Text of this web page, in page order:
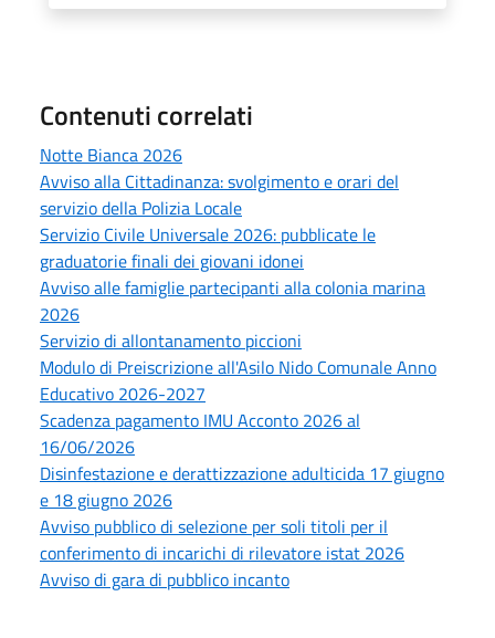
Contenuti correlati
Notte Bianca 2026
Avviso alla Cittadinanza: svolgimento e orari del
servizio della Polizia Locale
Servizio Civile Universale 2026: pubblicate le
graduatorie finali dei giovani idonei
Avviso alle famiglie partecipanti alla colonia marina
2026
Servizio di allontanamento piccioni
Modulo di Preiscrizione all'Asilo Nido Comunale Anno
Educativo 2026-2027
Scadenza pagamento IMU Acconto 2026 al
16/06/2026
Disinfestazione e derattizzazione adulticida 17 giugno
e 18 giugno 2026
Avviso pubblico di selezione per soli titoli per il
conferimento di incarichi di rilevatore istat 2026
Avviso di gara di pubblico incanto